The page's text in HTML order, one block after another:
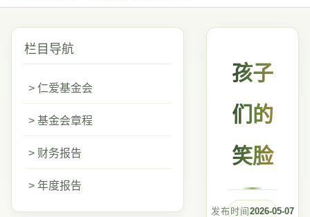
栏目导航
> 仁爱基金会
> 基金会章程
> 财务报告
> 年度报告
孩子
们的
笑脸
发布时间2026-05-07